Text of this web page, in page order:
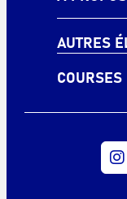
AUTRES
COURSES